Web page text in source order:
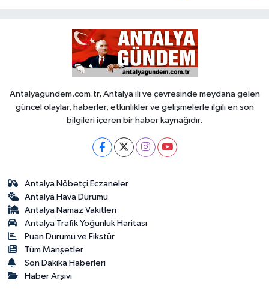
Antalyagundem.com.tr, Antalya ili ve çevresinde meydana gelen
güncel olaylar, haberler, etkinlikler ve gelişmelerle ilgili en son
bilgileri içeren bir haber kaynağıdır.
Antalya Nöbetçi Eczaneler
Antalya Hava Durumu
Antalya Namaz Vakitleri
Antalya Trafik Yoğunluk Haritası
Puan Durumu ve Fikstür
Tüm Manşetler
Son Dakika Haberleri
Haber Arşivi